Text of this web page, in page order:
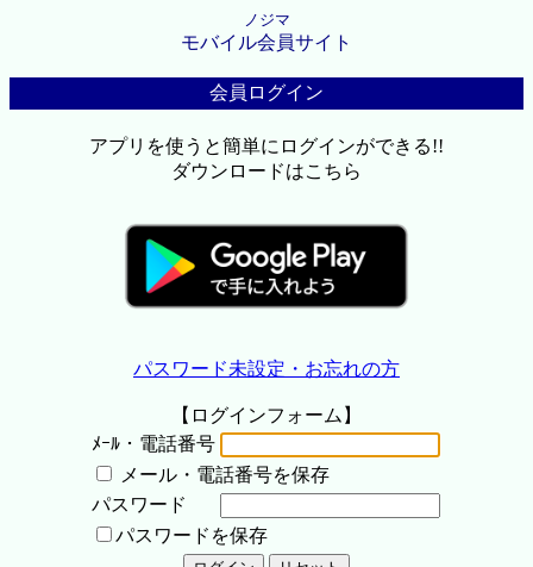
ノジマ
モバイル会員サイト
会員ログイン
アプリを使うと簡単にログインができる!!
ダウンロードはこちら
パスワード未設定・お忘れの方
【ログインフォーム】
ﾒｰﾙ・電話番号
メール・電話番号を保存
パスワード
パスワードを保存